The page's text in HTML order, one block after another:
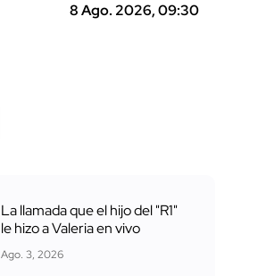
8 Ago. 2026, 09:30
La llamada que el hijo del "R1"
le hizo a Valeria en vivo
Ago. 3, 2026